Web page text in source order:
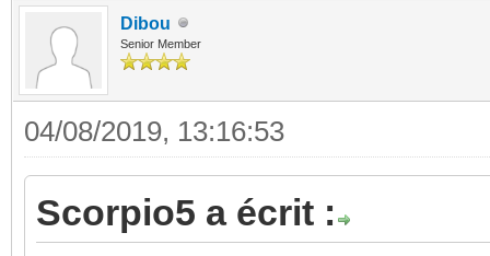
Dibou
Senior Member
04/08/2019, 13:16:53
Scorpio5 a écrit :